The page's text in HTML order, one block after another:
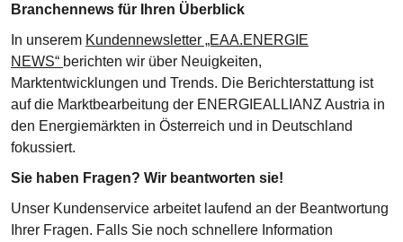
Branchennews für Ihren Überblick
In unserem Kundennewsletter „EAA.ENERGIE
NEWS“ berichten wir über Neuigkeiten,
Marktentwicklungen und Trends. Die Berichterstattung ist
auf die Marktbearbeitung der ENERGIEALLIANZ Austria in
den Energiemärkten in Österreich und in Deutschland
fokussiert.
Sie haben Fragen? Wir beantworten sie!
Unser Kundenservice arbeitet laufend an der Beantwortung
Ihrer Fragen. Falls Sie noch schnellere Information